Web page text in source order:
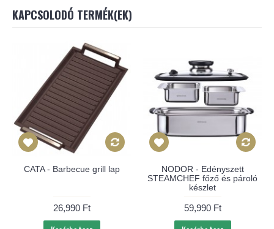
KAPCSOLODÓ TERMÉK(EK)
CATA - Barbecue grill lap
26,990 Ft
NODOR - Edényszett
STEAMCHEF főző és pároló
készlet
59,990 Ft